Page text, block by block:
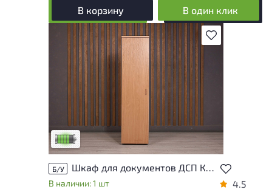
В корзину В один клик
В избранное
Низкая степень износа
Б/У Шкаф для документов ДСП Клен Россия
В наличии: 1 шт 4.5